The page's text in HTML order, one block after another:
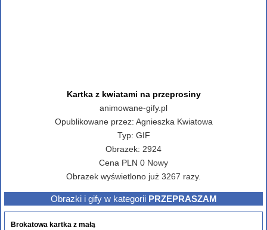
Kartka z kwiatami na przeprosiny
animowane-gify.pl
Opublikowane przez: Agnieszka Kwiatowa
Typ: GIF
Obrazek: 2924
Cena PLN 0 Nowy
Obrazek wyświetlono już 3267 razy.
Obrazki i gify w kategorii PRZEPRASZAM
Brokatowa kartka z małą